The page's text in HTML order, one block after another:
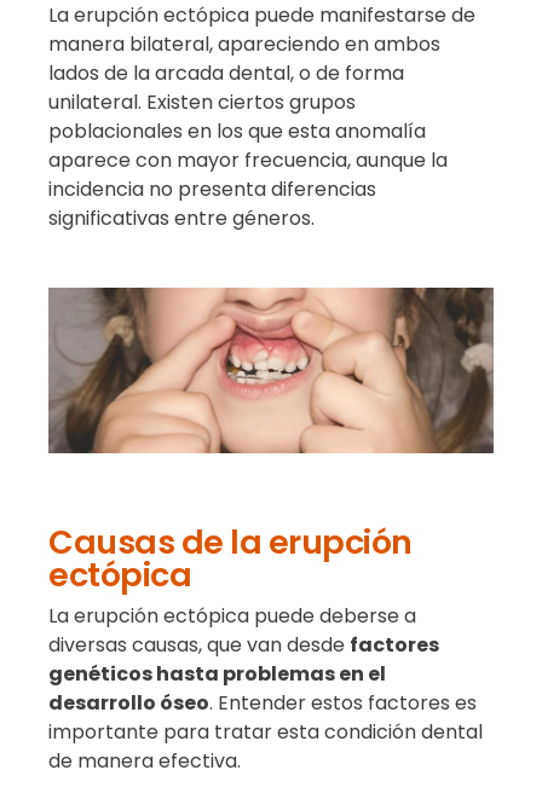
La erupción ectópica puede manifestarse de
manera bilateral, apareciendo en ambos
lados de la arcada dental, o de forma
unilateral. Existen ciertos grupos
poblacionales en los que esta anomalía
aparece con mayor frecuencia, aunque la
incidencia no presenta diferencias
significativas entre géneros.
Causas de la erupción
ectópica
La erupción ectópica puede deberse a
diversas causas, que van desde factores
genéticos hasta problemas en el
desarrollo óseo. Entender estos factores es
importante para tratar esta condición dental
de manera efectiva.